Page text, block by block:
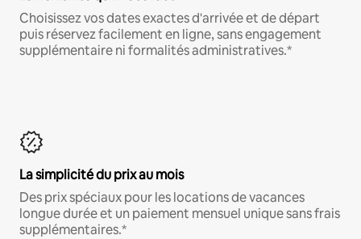
Choisissez vos dates exactes d'arrivée et de départ
puis réservez facilement en ligne, sans engagement
supplémentaire ni formalités administratives.*
La simplicité du prix au mois
Des prix spéciaux pour les locations de vacances
longue durée et un paiement mensuel unique sans frais
supplémentaires.*